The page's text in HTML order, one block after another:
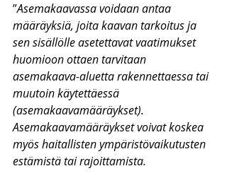
”Asemakaavassa voidaan antaa
määräyksiä, joita kaavan tarkoitus ja
sen sisällölle asetettavat vaatimukset
huomioon ottaen tarvitaan
asemakaava-aluetta rakennettaessa tai
muutoin käytettäessä
(asemakaavamääräykset).
Asemakaavamääräykset voivat koskea
myös haitallisten ympäristövaikutusten
estämistä tai rajoittamista.